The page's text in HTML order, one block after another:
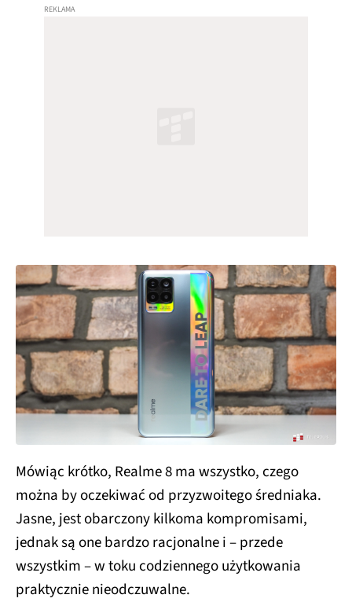
Mówiąc krótko, Realme 8 ma wszystko, czego
można by oczekiwać od przyzwoitego średniaka.
Jasne, jest obarczony kilkoma kompromisami,
jednak są one bardzo racjonalne i – przede
wszystkim – w toku codziennego użytkowania
praktycznie nieodczuwalne.